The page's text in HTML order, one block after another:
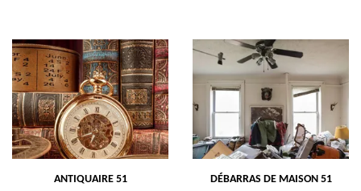
ANTIQUAIRE 51 DÉBARRAS DE MAISON 51